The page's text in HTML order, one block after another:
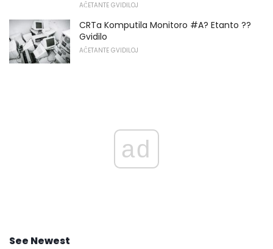
AĈETANTE GVIDILOJ
CRTa Komputila Monitoro #A? Etanto ??
Gvidilo
AĈETANTE GVIDILOJ
ad
See Newest